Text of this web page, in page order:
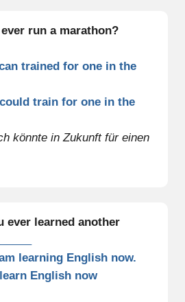
ever run a marathon?
trained for one in the
train for one in the
könnte in Zukunft für einen
ever learned another
learning English now.
English now